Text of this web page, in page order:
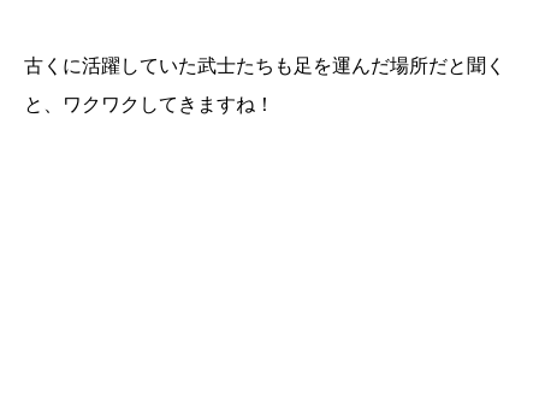
古くに活躍していた武士たちも足を運んだ場所だと聞く
と、ワクワクしてきますね！